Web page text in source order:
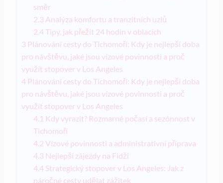
směr
2.3 Analýza komfortu a tranzitních uzlů
2.4Tipy, jak přežít 24 hodin v oblacích
3 Plánování cesty do Tichomoří: Kdy je nejlepší doba
pro návštěvu, jaké jsou vízové povinnosti a proč
využít stopover v Los Angeles
4 Plánování cesty do Tichomoří: Kdy je nejlepší doba
pro návštěvu, jaké jsou vízové povinnosti a proč
využít stopover v Los Angeles
4.1 Kdy vyrazit? Rozmarné počasí a sezónnost v
Tichomoří
4.2 Vízové povinnosti a administrativní příprava
4.3 Nejlepší zájezdy na Fidži
4.4 Strategický stopover v Los Angeles: Jak z
náročné cesty udělat zážitek